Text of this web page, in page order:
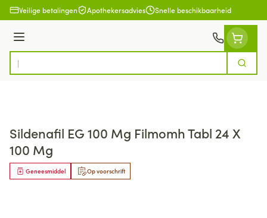
Ga naar de inhoud
Veilige betalingen Apothekersadvies Snelle beschikbaarheid
Menu
Product, merk, categorie...
Zoek
Sildenafil EG 100 Mg Filmomh Tabl 24 X
100 Mg
Op voorschrift
Geneesmiddel